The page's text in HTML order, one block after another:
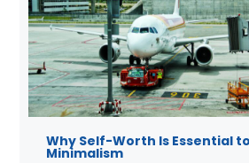
Why Self-Worth Is Essential
Minimalism